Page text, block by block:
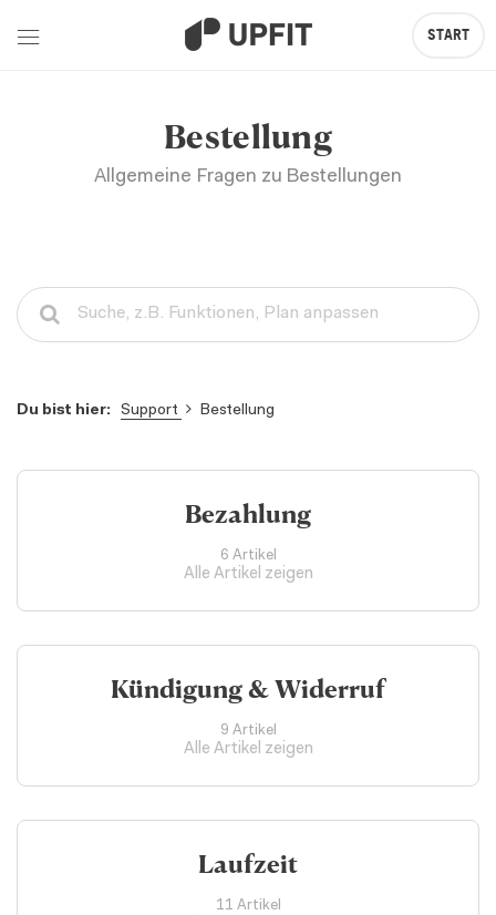
Bestellung
Allgemeine Fragen zu Bestellungen
Du bist hier: Support Bestellung
Bezahlung
6 Artikel
Alle Artikel zeigen
Kündigung & Widerruf
9 Artikel
Alle Artikel zeigen
Laufzeit
11 Artikel
START